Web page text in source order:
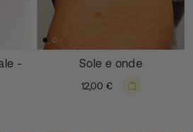
-
Sole e onde
12,00 €